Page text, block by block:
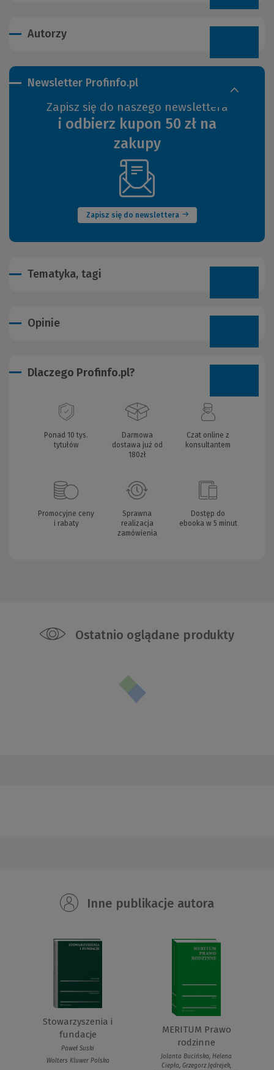
Autorzy
Newsletter Profinfo.pl
Zapisz się do naszego newslettera
i odbierz kupon 50 zł na
zakupy
Zapisz się do newslettera
(Nowe
okno)
Tematyka, tagi
Opinie
Dlaczego Profinfo.pl?
Ponad 10 tys.
tytułów
Darmowa
dostawa już od
180zł
Czat online z
konsultantem
Promocyjne ceny
i rabaty
Sprawna
realizacja
zamówienia
Dostęp do
ebooka w 5 minut
Ostatnio oglądane produkty
Inne publikacje autora
Stowarzyszenia i
fundacje
Paweł Suski
Wolters Kluwer Polska
MERITUM Prawo
rodzinne
Jolanta Bucińska, Helena
Ciepła, Grzegorz Jędrejek,